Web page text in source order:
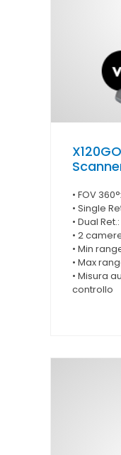
• FOV
• Single
• Dual
• 2
• Min
• Max
• Misura
controllo